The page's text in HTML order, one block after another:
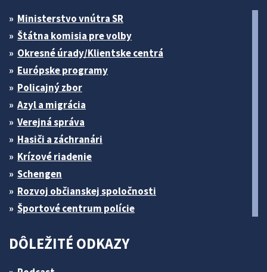
Ministerstvo vnútra SR
Štátna komisia pre volby
Okresné úrady/Klientske centrá
Európske programy
Policajný zbor
Azyl a migrácia
Verejná správa
Hasiči a záchranári
Krízové riadenie
Schengen
Rozvoj občianskej spoločnosti
Športové centrum polície
DÔLEŽITÉ ODKAZY